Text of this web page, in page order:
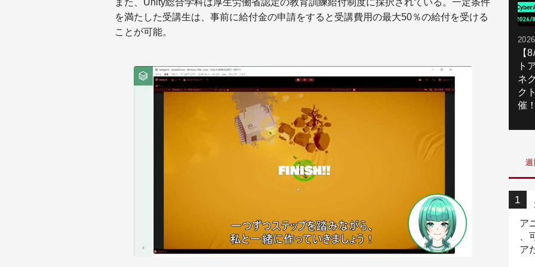
また、Unity総合学科は厚生労働省認定の教育訓練給付制度に採択されている。一定条件
を満たした受講生は、事前に給付金の申請をすると受講費用の最大50％の給付を受ける
ことが可能。
【
ト
ネ
ク
催
ア
ア